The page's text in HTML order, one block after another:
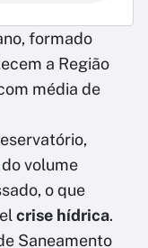
formado
a Região
média de
do volume
o que
crise hídrica.
Saneamento